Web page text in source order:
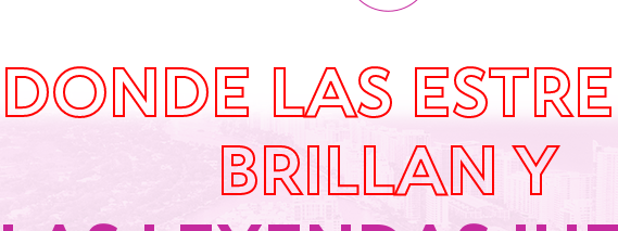
DONDE LAS
BRILLAN Y